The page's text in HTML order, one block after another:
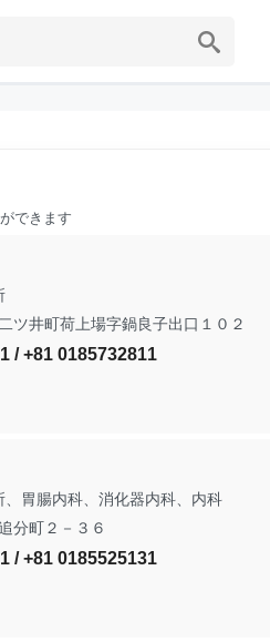
できます
ツ井町荷上場字鍋良子出口１０２
/ +81 0185732811
、胃腸内科、消化器内科、内科
分町２－３６
/ +81 0185525131